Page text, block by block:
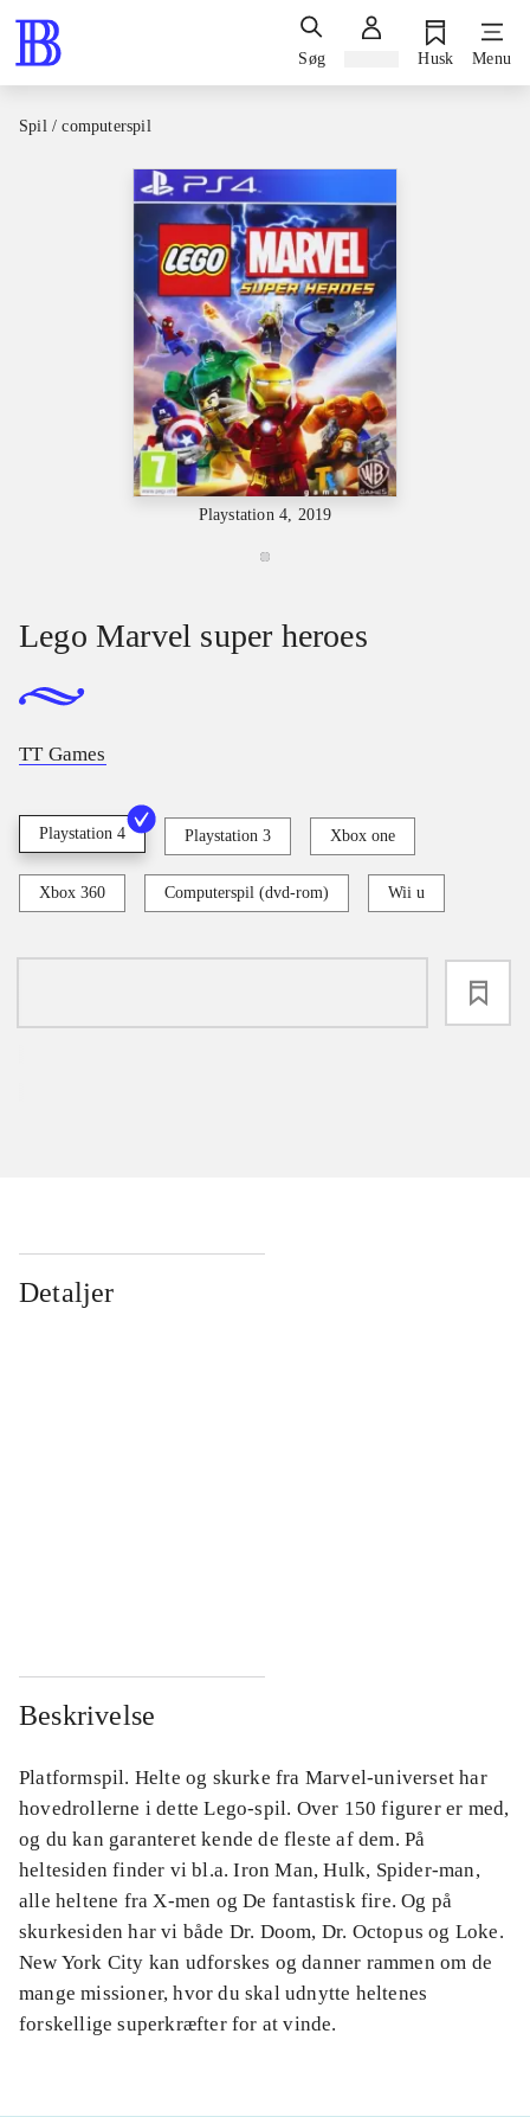
Søg Husk Menu
Spil / computerspil
Playstation 4, 2019
Lego Marvel super heroes
TT Games
Playstation 4 Playstation 3 Xbox one
Xbox 360 Computerspil (dvd-rom) Wii u
Detaljer
Beskrivelse
Platformspil. Helte og skurke fra Marvel-universet har
hovedrollerne i dette Lego-spil. Over 150 figurer er med,
og du kan garanteret kende de fleste af dem. På
heltesiden finder vi bl.a. Iron Man, Hulk, Spider-man,
alle heltene fra X-men og De fantastisk fire. Og på
skurkesiden har vi både Dr. Doom, Dr. Octopus og Loke.
New York City kan udforskes og danner rammen om de
mange missioner, hvor du skal udnytte heltenes
forskellige superkræfter for at vinde.